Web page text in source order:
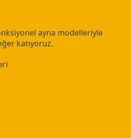
ayna modelleriyle
katıyoruz.